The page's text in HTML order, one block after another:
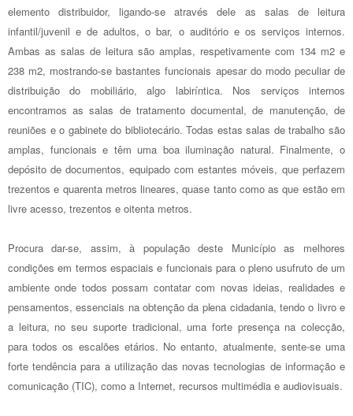
elemento distribuidor, ligando-se através dele as salas de leitura
infantil/juvenil e de adultos, o bar, o auditório e os serviços internos.
Ambas as salas de leitura são amplas, respetivamente com 134 m2 e
238 m2, mostrando-se bastantes funcionais apesar do modo peculiar de
distribuição do mobiliário, algo labiríntica. Nos serviços internos
encontramos as salas de tratamento documental, de manutenção, de
reuniões e o gabinete do bibliotecário. Todas estas salas de trabalho são
amplas, funcionais e têm uma boa iluminação natural. Finalmente, o
depósito de documentos, equipado com estantes móveis, que perfazem
trezentos e quarenta metros lineares, quase tanto como as que estão em
livre acesso, trezentos e oitenta metros.
Procura dar-se, assim, à população deste Município as melhores
condições em termos espaciais e funcionais para o pleno usufruto de um
ambiente onde todos possam contatar com novas ideias, realidades e
pensamentos, essenciais na obtenção da plena cidadania, tendo o livro e
a leitura, no seu suporte tradicional, uma forte presença na colecção,
para todos os escalões etários. No entanto, atualmente, sente-se uma
forte tendência para a utilização das novas tecnologias de informação e
comunicação (TIC), como a Internet, recursos multimédia e audiovisuais.